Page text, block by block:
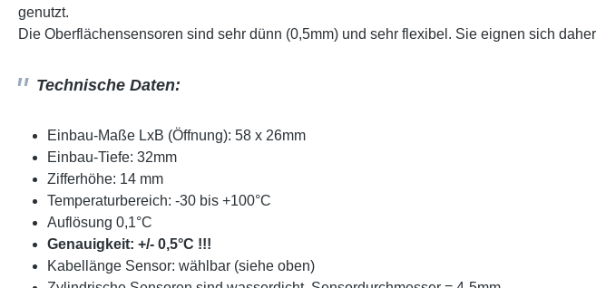
genutzt.
Die Oberflächensensoren sind sehr dünn (0,5mm) und sehr flexibel. Sie eignen sich
Technische Daten:
Einbau-Maße LxB (Öffnung): 58 x 26mm
Einbau-Tiefe: 32mm
Zifferhöhe: 14 mm
Temperaturbereich: -30 bis +100°C
Auflösung 0,1°C
Genauigkeit: +/- 0,5°C !!!
Kabellänge Sensor: wählbar (siehe oben)